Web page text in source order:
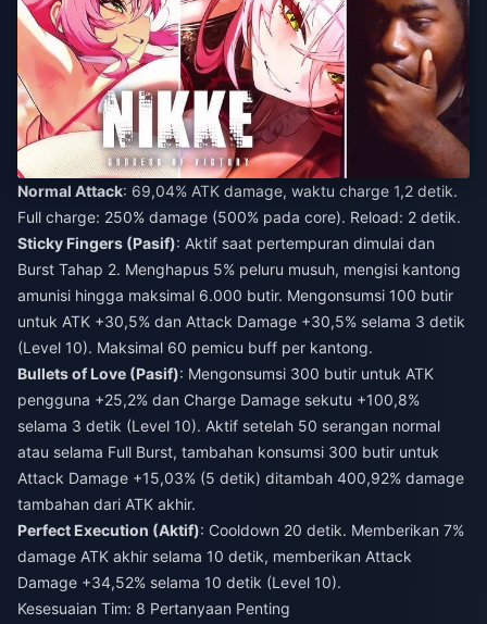
Normal Attack: 69,04% ATK damage, waktu charge 1,2 detik.
Full charge: 250% damage (500% pada core). Reload: 2 detik.
Sticky Fingers (Pasif): Aktif saat pertempuran dimulai dan
Burst Tahap 2. Menghapus 5% peluru musuh, mengisi kantong
amunisi hingga maksimal 6.000 butir. Mengonsumsi 100 butir
untuk ATK +30,5% dan Attack Damage +30,5% selama 3 detik
(Level 10). Maksimal 60 pemicu buff per kantong.
Bullets of Love (Pasif): Mengonsumsi 300 butir untuk ATK
pengguna +25,2% dan Charge Damage sekutu +100,8%
selama 3 detik (Level 10). Aktif setelah 50 serangan normal
atau selama Full Burst, tambahan konsumsi 300 butir untuk
Attack Damage +15,03% (5 detik) ditambah 400,92% damage
tambahan dari ATK akhir.
Perfect Execution (Aktif): Cooldown 20 detik. Memberikan 7%
damage ATK akhir selama 10 detik, memberikan Attack
Damage +34,52% selama 10 detik (Level 10).
Kesesuaian Tim: 8 Pertanyaan Penting